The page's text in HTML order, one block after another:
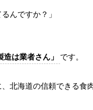
んですか？」
造は業者さん」 です。
北海道の信頼できる食